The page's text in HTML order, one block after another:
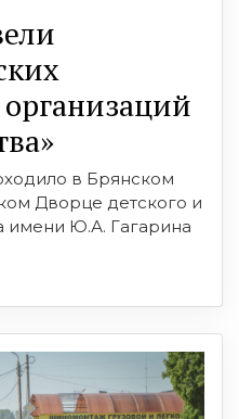
в Брянском
Дворце детского и
имени Ю.А. Гагарина